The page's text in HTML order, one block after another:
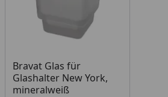
Bravat Glas für
Glashalter New York,
mineralweiß
Produkt nicht lieferbar